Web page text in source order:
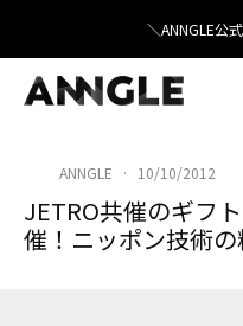
＼ANNGLE公
ANNGLE · 10/10/2012
JETRO共催のギフ
催！ニッポン技術